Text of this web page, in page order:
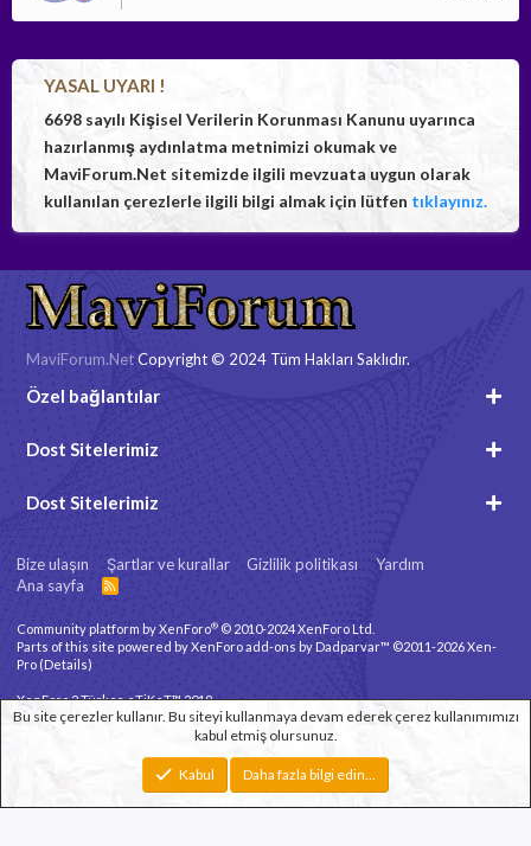
YASAL UYARI !
6698 sayılı Kişisel Verilerin Korunması Kanunu uyarınca
hazırlanmış aydınlatma metnimizi okumak ve
MaviForum.Net sitemizde ilgili mevzuata uygun olarak
kullanılan çerezlerle ilgili bilgi almak için lütfen tıklayınız.
MaviForum.NetCopyright © 2024 Tüm Hakları Saklıdır.
Özel bağlantılar
Dost Sitelerimiz
Dost Sitelerimiz
Bize ulaşın Şartlar ve kurallar Gizlilik politikası
Yardım
Ana sayfa
R
Community platform by XenForo® © 2010-2024 XenForo Ltd.
Parts of this site powered byXenForo add-ons by Dadparvar™ ©2011-2026Xen-
Pro (Details)
XenForo 2 Türkçe eTiKeT™ 2019
© by ©XenTR
Toplam sorgu Toplam zaman
Bu site çerezler kullanır. Bu siteyi kullanmaya devam ederek çerez kullanımımızı
kabul etmiş olursunuz.
Kabul Daha fazla bilgi edin…